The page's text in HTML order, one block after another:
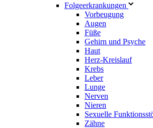
Folgeerkrankungen
Vorbeugung
Augen
Füße
Gehirn und Psyche
Haut
Herz-Kreislauf
Krebs
Leber
Lunge
Nerven
Nieren
Sexuelle
Zähne